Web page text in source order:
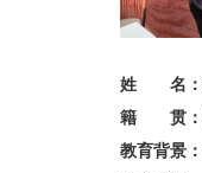
姓 名：
籍 贯：
教育背景：